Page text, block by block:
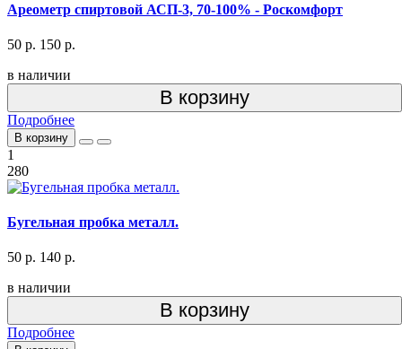
Ареометр спиртовой АСП-3, 70-100% - Роскомфорт
50 р. 150 р.
в наличии
В корзину
Подробнее
В корзину
1
280
Бугельная пробка металл.
50 р. 140 р.
в наличии
В корзину
Подробнее